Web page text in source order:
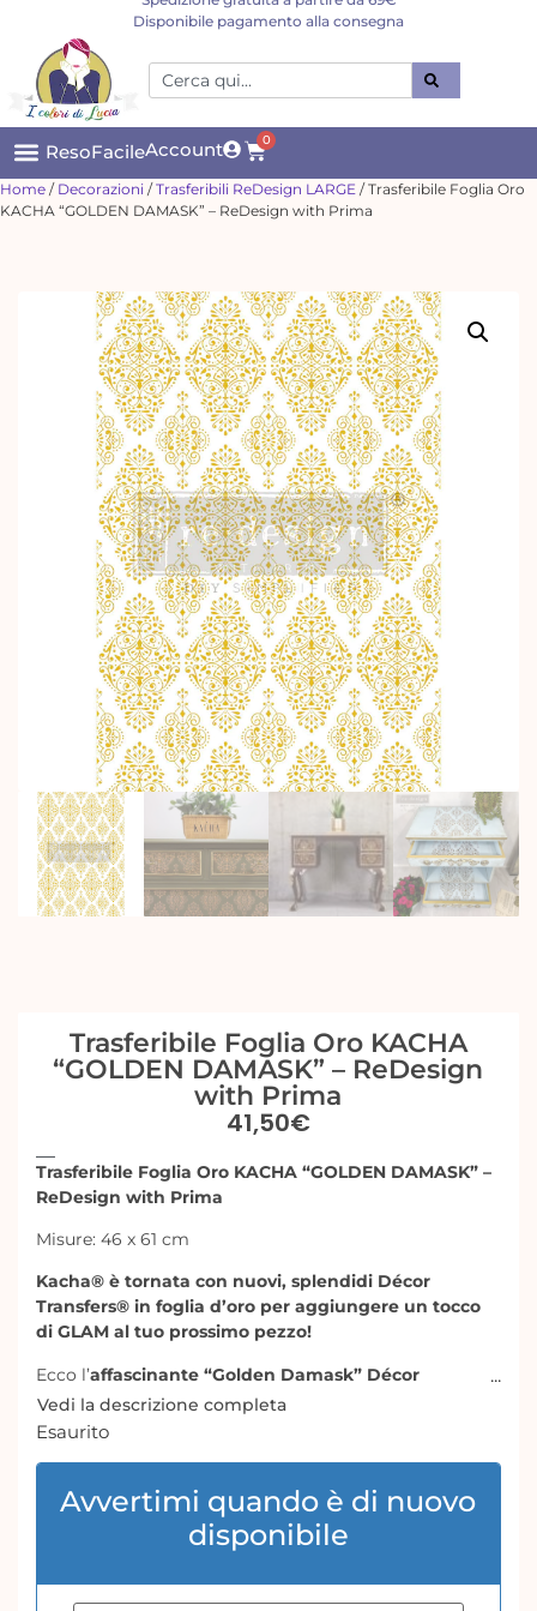
Disponibile pagamento alla consegna
ResoFacileAccount 0
Home / Decorazioni /Trasferibili ReDesign LARGE / Trasferibile Foglia Oro
KACHA “GOLDEN DAMASK” – ReDesign with Prima
Trasferibile Foglia Oro KACHA
“GOLDEN DAMASK” – ReDesign
with Prima
41,50€
Trasferibile Foglia Oro KACHA “GOLDEN DAMASK” –
ReDesign with Prima
Misure: 46 x 61 cm
Kacha® è tornata con nuovi, splendidi Décor
Transfers® in foglia d’oro per aggiungere un tocco
di GLAM al tuo prossimo pezzo!
Ecco l’affascinante “Golden Damask” Décor
Transfer®dell’unico e inimitabile KACHA®!
Ottieni l’effetto di uno stencil realizzato in foglia d’oro,
senza tutti i passaggi o il disordine!
Questosplendido transfer dal design damascatoè
perfetto per aggiungere un tocco di eleganza e
casa, in vero stile GLAM!
Vedi la descrizione completa
Esaurito
Avvertimi quando è di nuovo
disponibile